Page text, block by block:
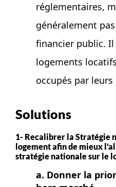
réglementaires,
généralement
financier public.
logements
occupés par
Solutions
1- Recalibrer la Stratégie
logement afin de mieux
stratégie nationale sur le
a. Donner la